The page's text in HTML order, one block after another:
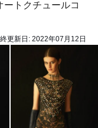
トクチュールコ
更新日: 2022年07月12日